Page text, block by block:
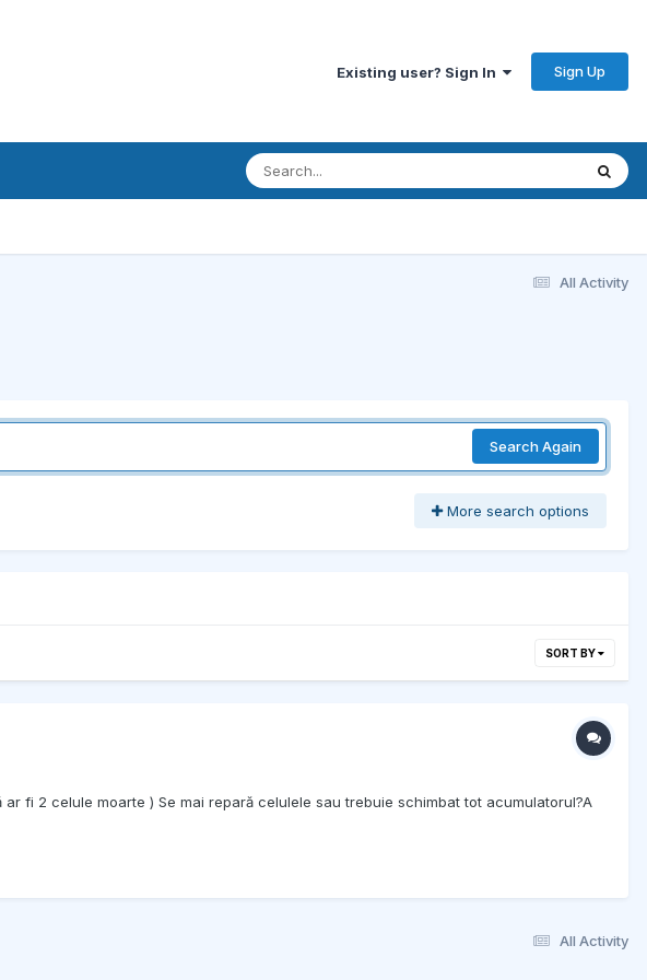
Existing user? Sign In Sign Up
All Activity
Search Again
More search options
SORT BY
fi 2 celule moarte ) Se mai repară celulele sau trebuie schimbat tot acumulatorul?A
All Activity